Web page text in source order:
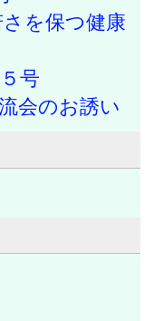
を保つ健康
号
会のお誘い